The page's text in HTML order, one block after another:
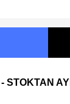
STOKTAN